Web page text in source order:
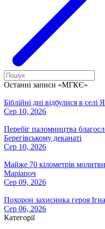
Останні записи «МГКЄ»
Біблійні дні відбулися в селі
Сер 10, 2026
Перебіг паломництва
Берегівському деканаті
Сер 10, 2026
Майже 70 кілометрів
Маріапоч
Сер 09, 2026
Похорон захисника героя
Сер 06, 2026
Категорії